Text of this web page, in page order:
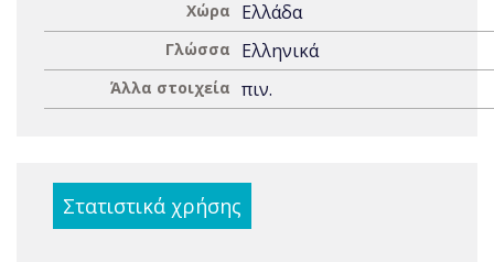
Χώρα Ελλάδα
Γλώσσα Ελληνικά
Άλλα στοιχεία πιν.
Στατιστικά χρήσης